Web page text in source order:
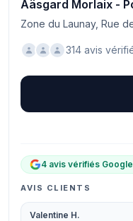
Aäsgard Morlaix -
Zone du Launay, Rue
314 avis
4 avis vérifiés Google
AVIS CLIENTS
Valentine H.